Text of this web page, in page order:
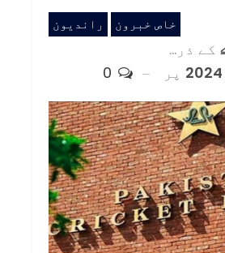
خاص خبرون رانديون
کے ذریعہ
پر